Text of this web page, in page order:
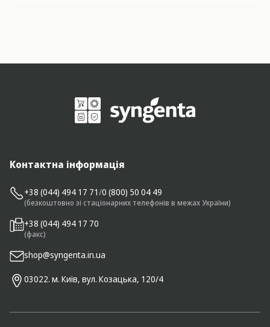
Контактна інформація
+38 (044) 494 17 71/0 (800) 50 04 49
(безкоштовно зі стаціонарних телефонів в межах України)
+38 (044) 494 17 70
(факс)
shop@syngenta.in.ua
03022. м. Київ, вул. Козацька, 120/4